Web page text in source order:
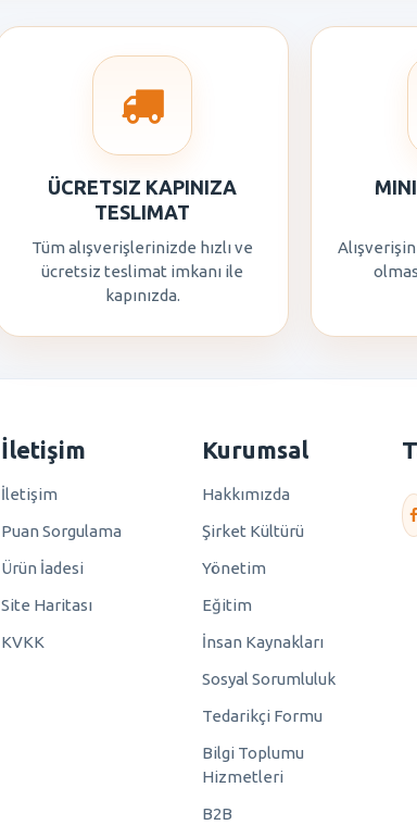
ÜCRETSIZ KAPINIZA
TESLIMAT
Tüm alışverişlerinizde hızlı ve
ücretsiz teslimat imkanı ile
kapınızda.
İletişim
İletişim
Puan Sorgulama
Ürün İadesi
Site Haritası
KVKK
Kurumsal
Hakkımızda
Şirket Kültürü
Yönetim
Eğitim
İnsan Kaynakları
Sosyal Sorumluluk
Tedarikçi Formu
Bilgi Toplumu
Hizmetleri
B2B